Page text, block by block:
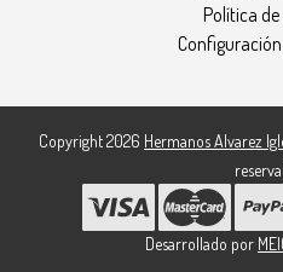
Política
Copyright 2026 Hermanos Alvarez
Desarrollado por